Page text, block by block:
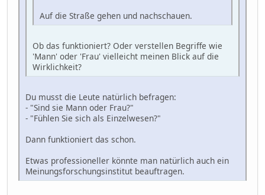
Auf die Straße gehen und nachschauen.
Ob das funktioniert? Oder verstellen Begriffe wie
'Mann' oder 'Frau' vielleicht meinen Blick auf die
Wirklichkeit?
Du musst die Leute natürlich befragen:
- "Sind sie Mann oder Frau?"
- "Fühlen Sie sich als Einzelwesen?"
Dann funktioniert das schon.
Etwas professioneller könnte man natürlich auch ein
Meinungsforschungsinstitut beauftragen.